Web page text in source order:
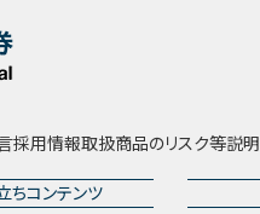
採用情報取扱商品のリスク等説明
ちコンテンツ